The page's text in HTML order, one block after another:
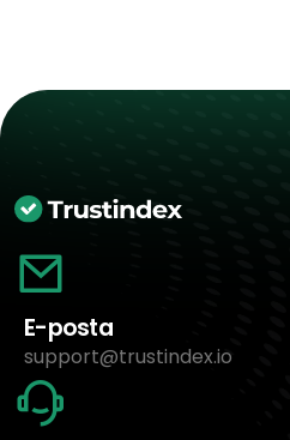
E-posta
support@trustindex.io